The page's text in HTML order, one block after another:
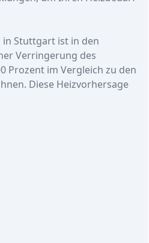
Stuttgart ist in den
Verringerung des
Prozent im Vergleich zu den
Diese Heizvorhersage